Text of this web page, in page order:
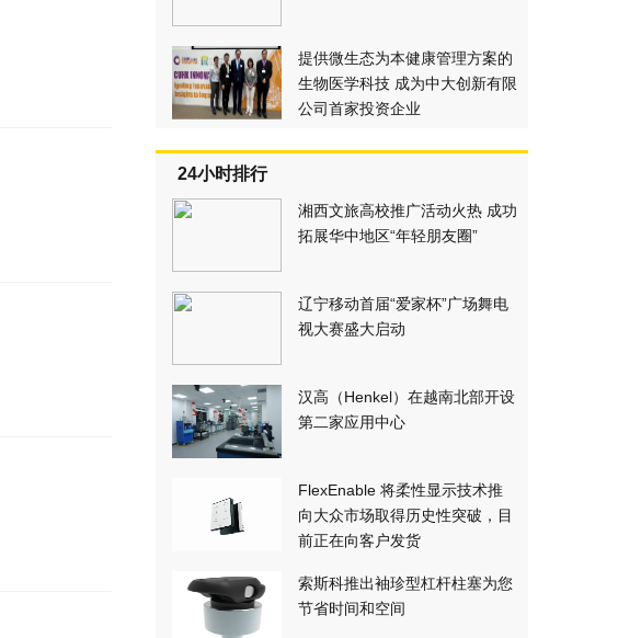
提供微生态为本健康管理方案的
生物医学科技 成为中大创新有限
公司首家投资企业
24小时排行
湘西文旅高校推广活动火热 成功
拓展华中地区“年轻朋友圈”
辽宁移动首届“爱家杯”广场舞电
视大赛盛大启动
汉高（Henkel）在越南北部开设
第二家应用中心
FlexEnable 将柔性显示技术推
向大众市场取得历史性突破，目
前正在向客户发货
索斯科推出袖珍型杠杆柱塞为您
节省时间和空间